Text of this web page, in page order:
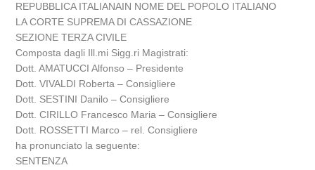
REPUBBLICA ITALIANAIN NOME DEL POPOLO ITALIANO
LA CORTE SUPREMA DI CASSAZIONE
SEZIONE TERZA CIVILE
Composta dagli Ill.mi Sigg.ri Magistrati:
Dott. AMATUCCI Alfonso – Presidente
Dott. VIVALDI Roberta – Consigliere
Dott. SESTINI Danilo – Consigliere
Dott. CIRILLO Francesco Maria – Consigliere
Dott. ROSSETTI Marco – rel. Consigliere
ha pronunciato la seguente:
SENTENZA